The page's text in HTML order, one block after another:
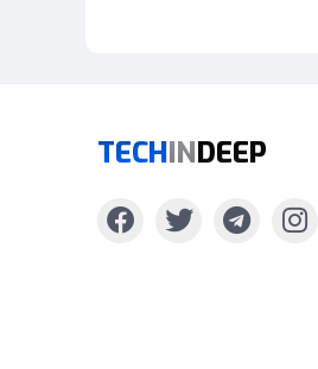
TECHINDEEP